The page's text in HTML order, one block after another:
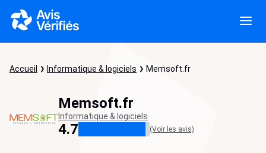
Accueil Informatique & logiciels Memsoft.fr
Memsoft.fr
Informatique & logiciels
4.7 (Voir les avis)